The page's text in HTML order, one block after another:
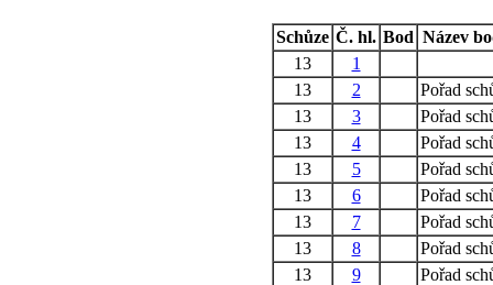
Schůze Č. hl. Bod Název
13
1
13
2
Pořad
13
3
Pořad
13
4
Pořad
13
5
Pořad
13
6
Pořad
13
7
Pořad
13
8
Pořad
13
9
Pořad